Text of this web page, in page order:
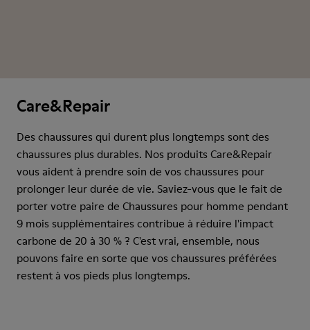
Care&Repair
Des chaussures qui durent plus longtemps sont des
chaussures plus durables. Nos produits Care&Repair
vous aident à prendre soin de vos chaussures pour
prolonger leur durée de vie. Saviez-vous que le fait de
porter votre paire de Chaussures pour homme pendant
9 mois supplémentaires contribue à réduire l'impact
carbone de 20 à 30 % ? C'est vrai, ensemble, nous
pouvons faire en sorte que vos chaussures préférées
restent à vos pieds plus longtemps.